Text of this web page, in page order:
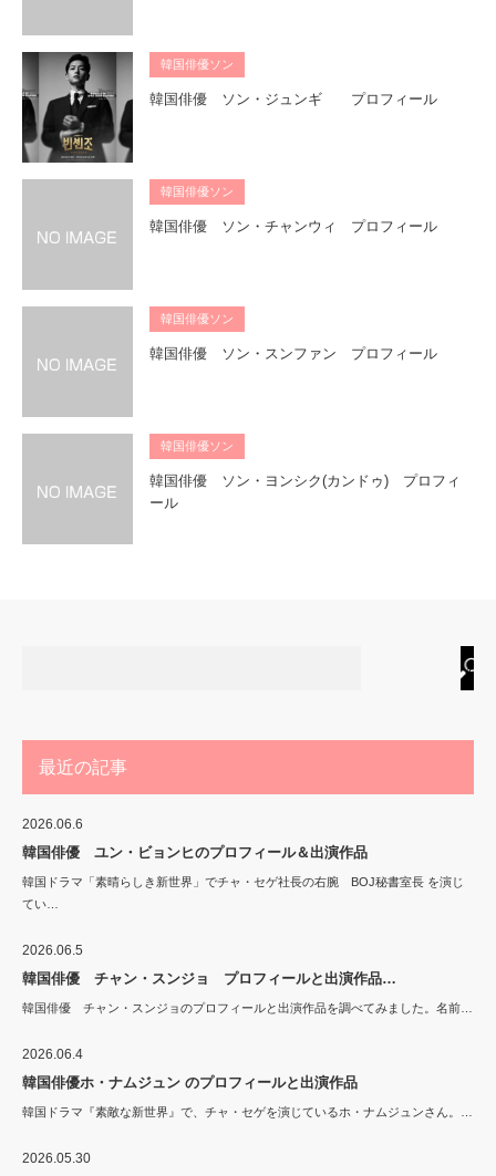
韓国俳優ソン
韓国俳優 ソン・ジュンギ プロフィール
韓国俳優ソン
韓国俳優 ソン・チャンウィ プロフィール
韓国俳優ソン
韓国俳優 ソン・スンファン プロフィール
韓国俳優ソン
韓国俳優 ソン・ヨンシク(カンドゥ) プロフィ
ール
最近の記事
2026.06.6
韓国俳優 ユン・ビョンヒのプロフィール＆出演作品
韓国ドラマ「素晴らしき新世界」でチャ・セゲ社長の右腕 BOJ秘書室長 を演じ
てい…
2026.06.5
韓国俳優 チャン・スンジョ プロフィールと出演作品…
韓国俳優 チャン・スンジョのプロフィールと出演作品を調べてみました。名前…
2026.06.4
韓国俳優ホ・ナムジュン のプロフィールと出演作品
韓国ドラマ『素敵な新世界』で、チャ・セゲを演じているホ・ナムジュンさん。…
2026.05.30